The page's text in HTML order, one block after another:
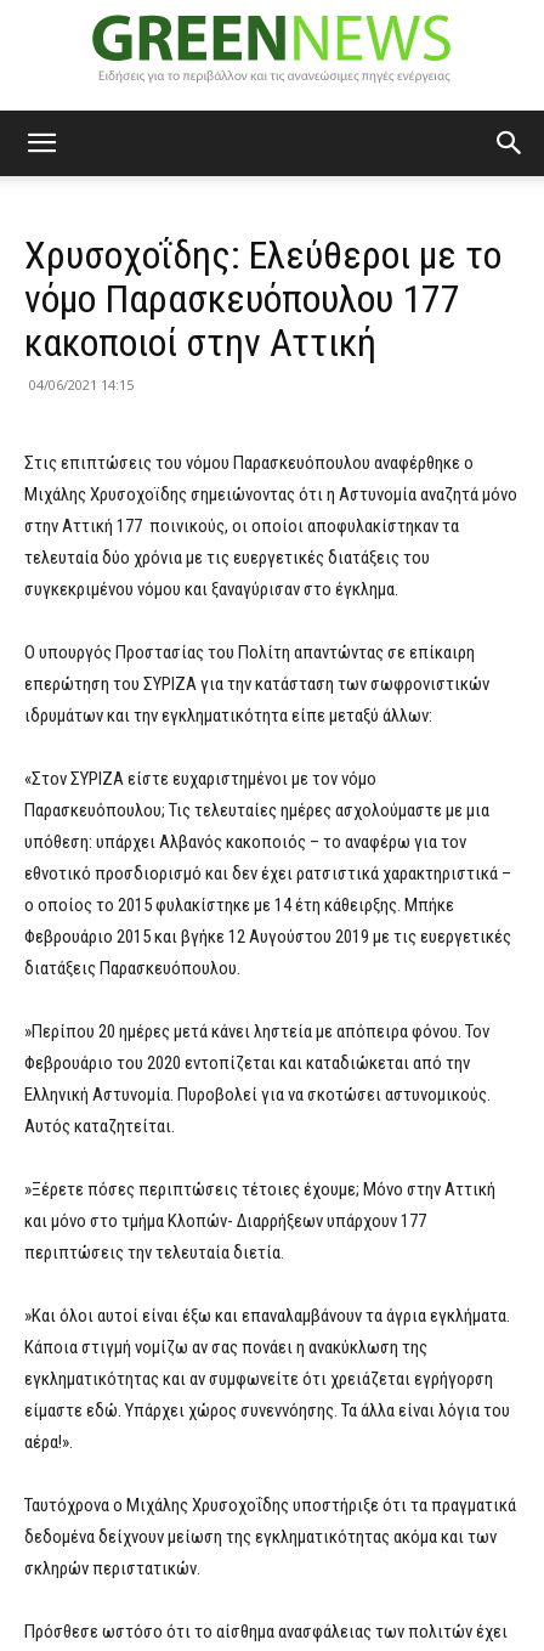
News
Χρυσοχοΐδης: Ελεύθεροι με το
νόμο Παρασκευόπουλου 177
κακοποιοί στην Αττική
04/06/2021 14:15
Στις επιπτώσεις του νόμου Παρασκευόπουλου αναφέρθηκε ο
Μιχάλης Χρυσοχοϊδης σημειώνοντας ότι η Αστυνομία αναζητά μόνο
στην Αττική 177 ποινικούς, οι οποίοι αποφυλακίστηκαν τα
τελευταία δύο χρόνια με τις ευεργετικές διατάξεις του
συγκεκριμένου νόμου και ξαναγύρισαν στο έγκλημα.
Ο υπουργός Προστασίας του Πολίτη απαντώντας σε επίκαιρη
επερώτηση του ΣΥΡΙΖΑ για την κατάσταση των σωφρονιστικών
ιδρυμάτων και την εγκληματικότητα είπε μεταξύ άλλων:
«Στον ΣΥΡΙΖΑ είστε ευχαριστημένοι με τον νόμο
Παρασκευόπουλου; Τις τελευταίες ημέρες ασχολούμαστε με μια
υπόθεση: υπάρχει Αλβανός κακοποιός – το αναφέρω για τον
εθνοτικό προσδιορισμό και δεν έχει ρατσιστικά χαρακτηριστικά –
ο οποίος το 2015 φυλακίστηκε με 14 έτη κάθειρξης. Μπήκε
Φεβρουάριο 2015 και βγήκε 12 Αυγούστου 2019 με τις ευεργετικές
διατάξεις Παρασκευόπουλου.
»Περίπου 20 ημέρες μετά κάνει ληστεία με απόπειρα φόνου. Τον
Φεβρουάριο του 2020 εντοπίζεται και καταδιώκεται από την
Ελληνική Αστυνομία. Πυροβολεί για να σκοτώσει αστυνομικούς.
Αυτός καταζητείται.
»Ξέρετε πόσες περιπτώσεις τέτοιες έχουμε; Μόνο στην Αττική
και μόνο στο τμήμα Κλοπών- Διαρρήξεων υπάρχουν 177
περιπτώσεις την τελευταία διετία.
»Και όλοι αυτοί είναι έξω και επαναλαμβάνουν τα άγρια εγκλήματα.
Κάποια στιγμή νομίζω αν σας πονάει η ανακύκλωση της
εγκληματικότητας και αν συμφωνείτε ότι χρειάζεται εγρήγορση
είμαστε εδώ. Υπάρχει χώρος συνεννόησης. Τα άλλα είναι λόγια του
αέρα!».
Ταυτόχρονα ο Μιχάλης Χρυσοχοΐδης υποστήριξε ότι τα πραγματικά
δεδομένα δείχνουν μείωση της εγκληματικότητας ακόμα και των
σκληρών περιστατικών.
Πρόσθεσε ωστόσο ότι το αίσθημα ανασφάλειας των πολιτών έχει